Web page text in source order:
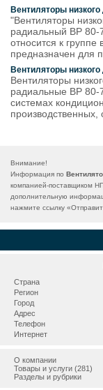
Вентиляторы
"Вентиляторы
радиальный ВР 80-
относится к группе
предназначен для
Вентиляторы
Вентиляторы
радиальные ВР
системах
Внимание!
Информация по
компанией-поставщиком
дополнительную
нажмите ссылку «
Страна
Регион
Город
Адрес
Телефон
Интернет
О компании
Товары и услуги (281)
Разделы и рубрики